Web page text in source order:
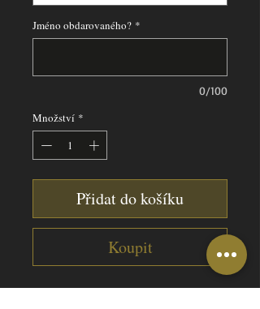
Jméno obdarovaného? *
0/100
Množství *
Přidat do košíku
Koupit